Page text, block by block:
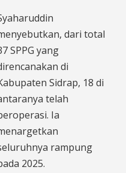
dari total
SPPG yang
di
Sidrap, 18 di
telah
Ia
rampung
2025.